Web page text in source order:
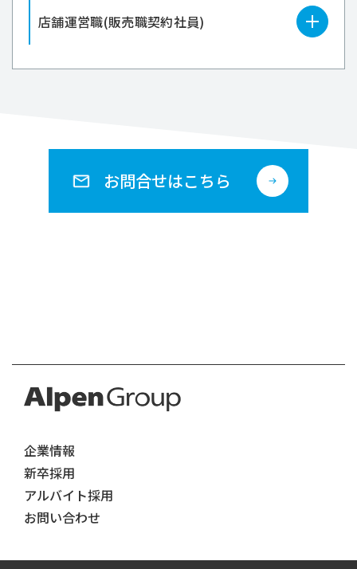
店舗運営職(販売職契約社員)
お問合せはこちら
企業情報
新卒採用
アルバイト採用
お問い合わせ